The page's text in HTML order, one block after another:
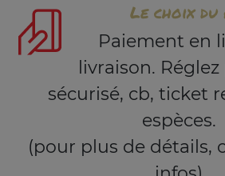
Le choix du
Paiement en
livraison.
sécurisé, cb, ticket
espèces.
(pour plus de détails,